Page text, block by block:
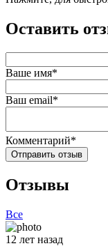
Оставить
Ваше имя*
Ваш email*
Комментарий*
Отправить отзыв
Отзывы
Все
12 лет назад